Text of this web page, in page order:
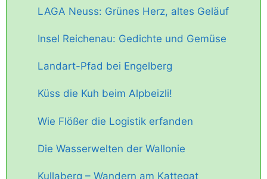
LAGA Neuss: Grünes Herz, altes Geläuf
Insel Reichenau: Gedichte und Gemüse
Landart-Pfad bei Engelberg
Küss die Kuh beim Alpbeizli!
Wie Flößer die Logistik erfanden
Die Wasserwelten der Wallonie
Kullaberg – Wandern am Kattegat